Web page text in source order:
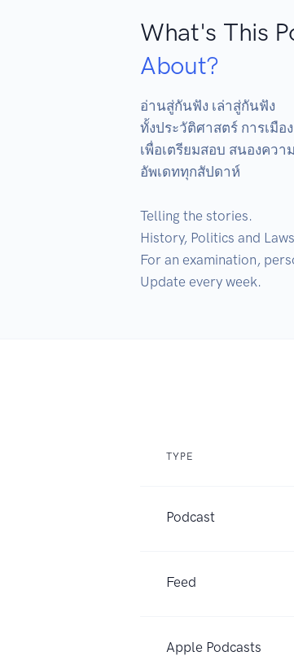
What's This
About?
อ่านสู่กันฟัง เล่าสู่กันฟัง
ทั้งประวัติศาสตร์ การเมื
เพื่อเตรียมสอบ สนองคว
อัพเดททุกสัปดาห์
Telling the stories.
History, Politics and
For an examination,
Update every week.
TYPE
Podcast
Feed
Apple Podcasts